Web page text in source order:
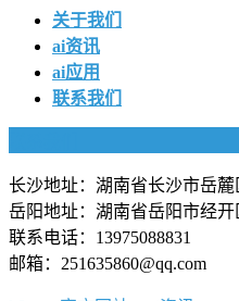
关于我们
ai资讯
ai应用
联系我们
长沙地址：湖南省长沙市岳
岳阳地址：湖南省岳阳市经开
联系电话：13975088831
邮箱：251635860@qq.com